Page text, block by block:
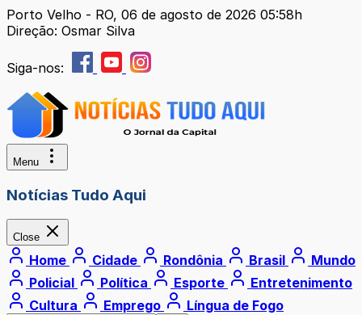
Porto Velho - RO, 06 de agosto de 2026 05:58h
Direção: Osmar Silva
Siga-nos:
Menu
Notícias Tudo Aqui
Close
Home Cidade Rondônia Brasil
Mundo
Policial
Política Esporte
Entretenimento
Cultura
Emprego Língua de Fogo